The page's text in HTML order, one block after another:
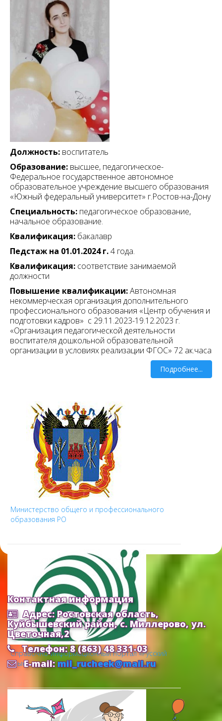
Должность: воспитатель
Образование: высшее, педагогическое-
Федеральное государственное автономное
образовательное учреждение высшего образования
«Южный федеральный университет» г.Ростов-на-Дону
Специальность: педагогическое образование,
начальное образование.
Квалификация: бакалавр
Педстаж на 01.01.2024 г.4 года.
Квалификация: соответствие занимаемой
должности
Повышение квалификации:Автономная
некоммерческая организация дополнительного
профессионального образования «Центр обучения и
подготовки кадров» с 29.11.2023-19.12.2023 г.
«Организация педагогической деятельности
воспитателя дошкольной образовательной
организации в условиях реализации ФГОС» 72 ак.часа
Подробнее...
Министерство общего и профессионального
образования РО
Cправочно-информационный портал «Русский
язык»
Контактная информация
Адрес: Ростовская область,
Куйбышевский район, с. Миллерово, ул.
Цветочная,2
Телефон: 8 (863) 48 331-03
E-mail:mil_rucheek@mail.ru